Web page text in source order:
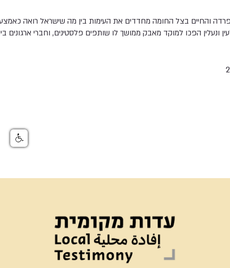
והחיים בצל החומה מחדדים את העימות בין מה שישראל רואה כאמצעי
ונעלין הפכו למוקד מאבק ממושך לו שותפים פלסטינים, וחברי ארגונים